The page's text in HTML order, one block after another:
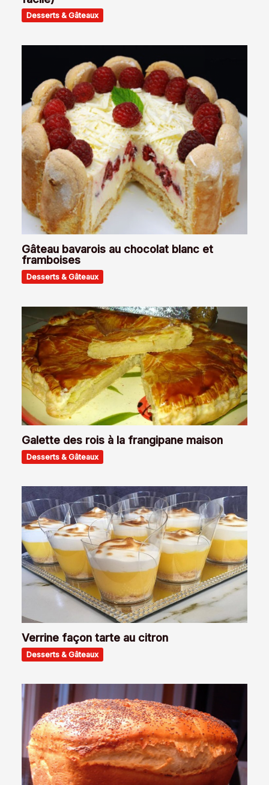
Desserts & Gâteaux
Gâteau bavarois au chocolat blanc et
framboises
Desserts & Gâteaux
Galette des rois à la frangipane maison
Desserts & Gâteaux
Verrine façon tarte au citron
Desserts & Gâteaux